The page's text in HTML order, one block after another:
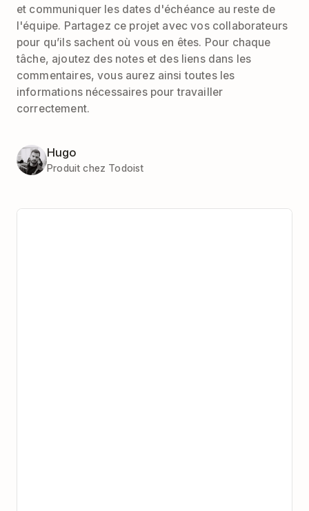
et communiquer les dates d'échéance au reste de
l'équipe. Partagez ce projet avec vos collaborateurs
pour qu’ils sachent où vous en êtes. Pour chaque
tâche, ajoutez des notes et des liens dans les
commentaires, vous aurez ainsi toutes les
informations nécessaires pour travailler
correctement.
Hugo
Produit chez Todoist